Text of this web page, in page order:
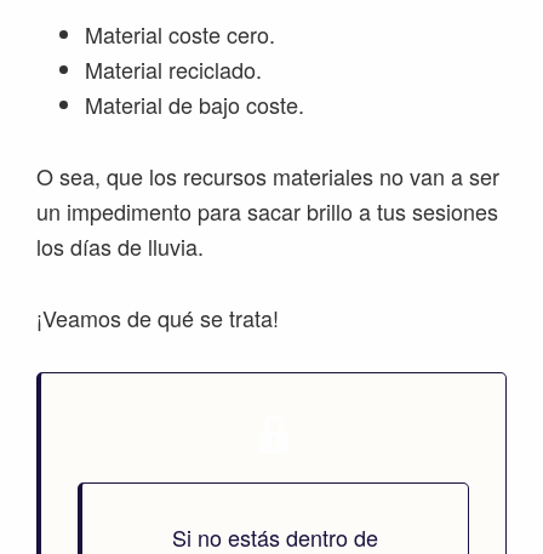
Material coste cero.
Material reciclado.
Material de bajo coste.
O sea, que los recursos materiales no van a ser
un impedimento para sacar brillo a tus sesiones
los días de lluvia.
¡Veamos de qué se trata!
Si no estás dentro de